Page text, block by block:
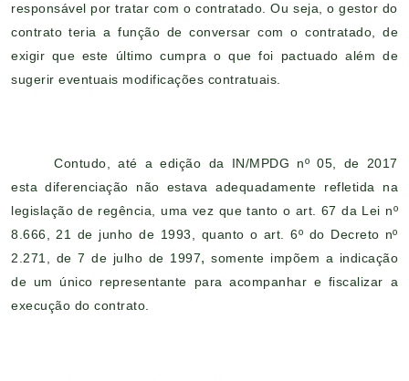
responsável por tratar com o contratado. Ou seja, o gestor do
contrato teria a função de conversar com o contratado, de
exigir que este último cumpra o que foi pactuado além de
sugerir eventuais modificações contratuais.
Contudo, até a edição da IN/MPDG nº 05, de 2017
esta diferenciação não estava adequadamente refletida na
legislação de regência, uma vez que tanto o art. 67 da Lei nº
8.666, 21 de junho de 1993, quanto o art. 6º do Decreto nº
2.271, de 7 de julho de 1997, somente impõem a indicação
de um único representante para acompanhar e fiscalizar a
execução do contrato.